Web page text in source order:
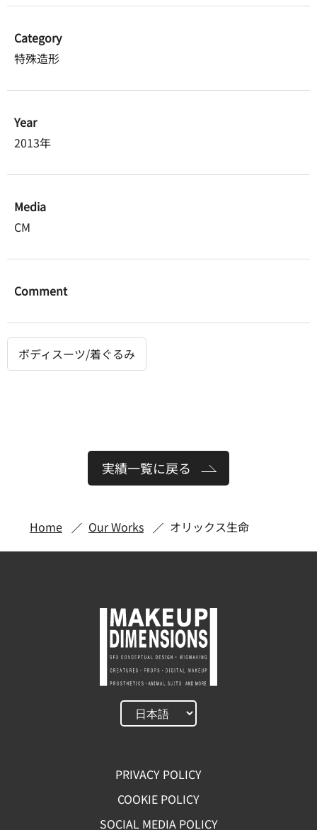
Category
特殊造形
Year
2013年
Media
CM
Comment
ボディスーツ/着ぐるみ
実績一覧に戻る
Home Our Works オリックス生命
PRIVACY POLICY
COOKIE POLICY
SOCIAL MEDIA POLICY